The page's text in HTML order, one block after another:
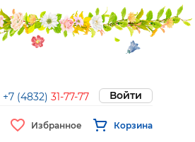
+7 (4832) 31-77-77 Войти
Избранное Корзина